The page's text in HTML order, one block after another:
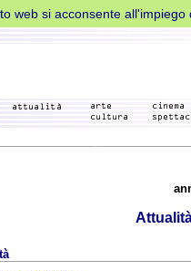
web si acconsente